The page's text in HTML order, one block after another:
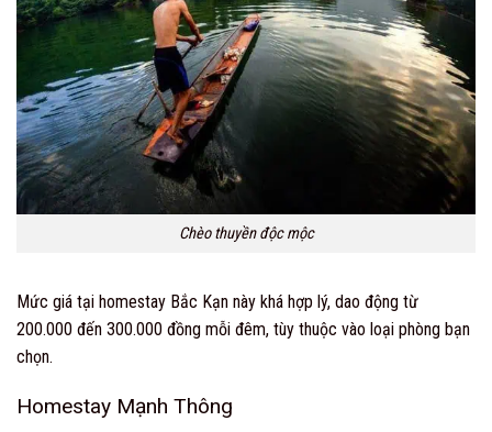
Chèo thuyền độc mộc
Mức giá tại homestay Bắc Kạn này khá hợp lý, dao động từ
200.000 đến 300.000 đồng mỗi đêm, tùy thuộc vào loại phòng bạn
chọn.
Homestay Mạnh Thông